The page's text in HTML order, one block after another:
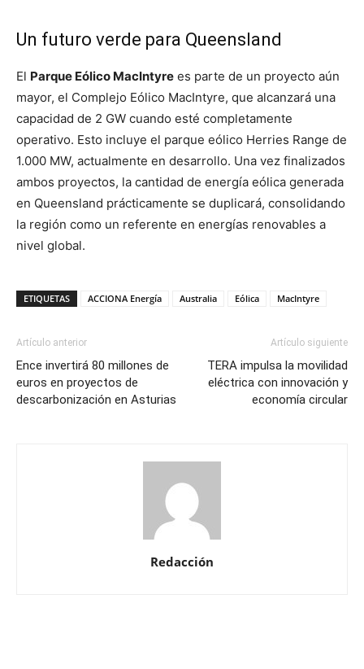
Un futuro verde para Queensland
El Parque Eólico MacIntyre es parte de un proyecto aún
mayor, el Complejo Eólico MacIntyre, que alcanzará una
capacidad de 2 GW cuando esté completamente
operativo. Esto incluye el parque eólico Herries Range de
1.000 MW, actualmente en desarrollo. Una vez finalizados
ambos proyectos, la cantidad de energía eólica generada
en Queensland prácticamente se duplicará, consolidando
la región como un referente en energías renovables a
nivel global.
ETIQUETAS ACCIONA Energía Australia Eólica MacIntyre
Artículo anterior
Ence invertirá 80 millones de
euros en proyectos de
descarbonización en Asturias
Artículo siguiente
TERA impulsa la movilidad
eléctrica con innovación y
economía circular
Redacción